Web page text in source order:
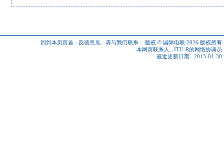
回到本页页首 - 反馈意见 - 请与我们联系 - 版权 © 国际电联 2026 版权所有
本网页联系人 : ITU-R的网络协调员
最近更新日期 : 2013-01-30